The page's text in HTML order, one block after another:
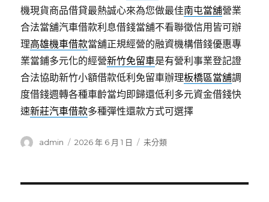
機現貨商品借貸最熱誠心來為您做最佳南屯當舖營業
合法當舖汽車借款利息借錢當舖不看聯徵信用皆可辦
理高雄機車借款當舖正規經營的融資機構借錢優惠專
業當鋪多元化的經營新竹免留車是有營利事業登記證
合法協助新竹小額借款低利免留車辦理板橋區當舖調
度借錢週轉各種車齡當均即歸還低利多元資金借錢快
速新莊汽車借款多種彈性還款方式可選擇
作
admin
發
2026 年 6 月 1 日
分
未分類